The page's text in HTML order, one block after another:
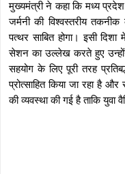
मुख्यमंत्री ने कहा कि मध्य
जर्मनी की विश्वस्तरीय
पत्थर साबित होगा। इसी
सेशन का उल्लेख करते हुए
सहयोग के लिए पूरी तरह
प्रोत्साहित किया जा रहा है और
की व्यवस्था की गई है ताकि युवा